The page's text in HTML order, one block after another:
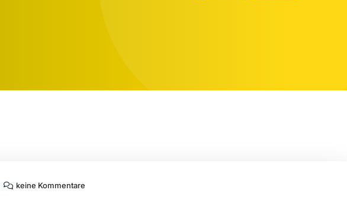
keine Kommentare